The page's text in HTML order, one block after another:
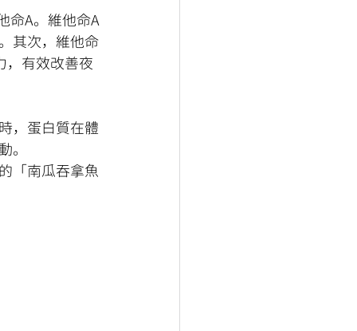
命A。維他命A
其次，維他命
，有效改善夜
，蛋白質在體
「南瓜吞拿魚